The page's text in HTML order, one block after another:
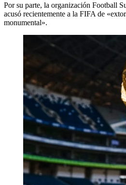
Por su parte, la organización Football
acusó recientemente a la FIFA de
monumental».